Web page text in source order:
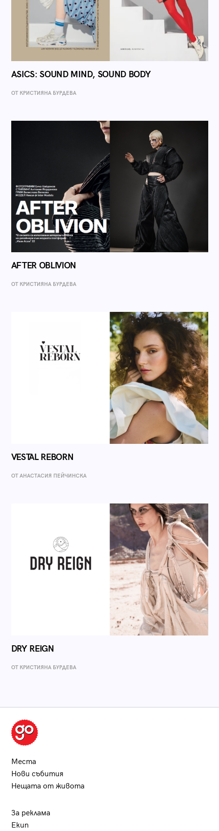
ASICS: SOUND MIND, SOUND BODY
ОТ КРИСТИЯНА БУРДЕВА
AFTER OBLIVION
ОТ КРИСТИЯНА БУРДЕВА
VESTAL REBORN
ОТ AНАСТАСИЯ ПЕЙЧИНСКА
DRY REIGN
ОТ КРИСТИЯНА БУРДЕВА
Места
Нови събития
Нещата от живота
За реклама
Екип